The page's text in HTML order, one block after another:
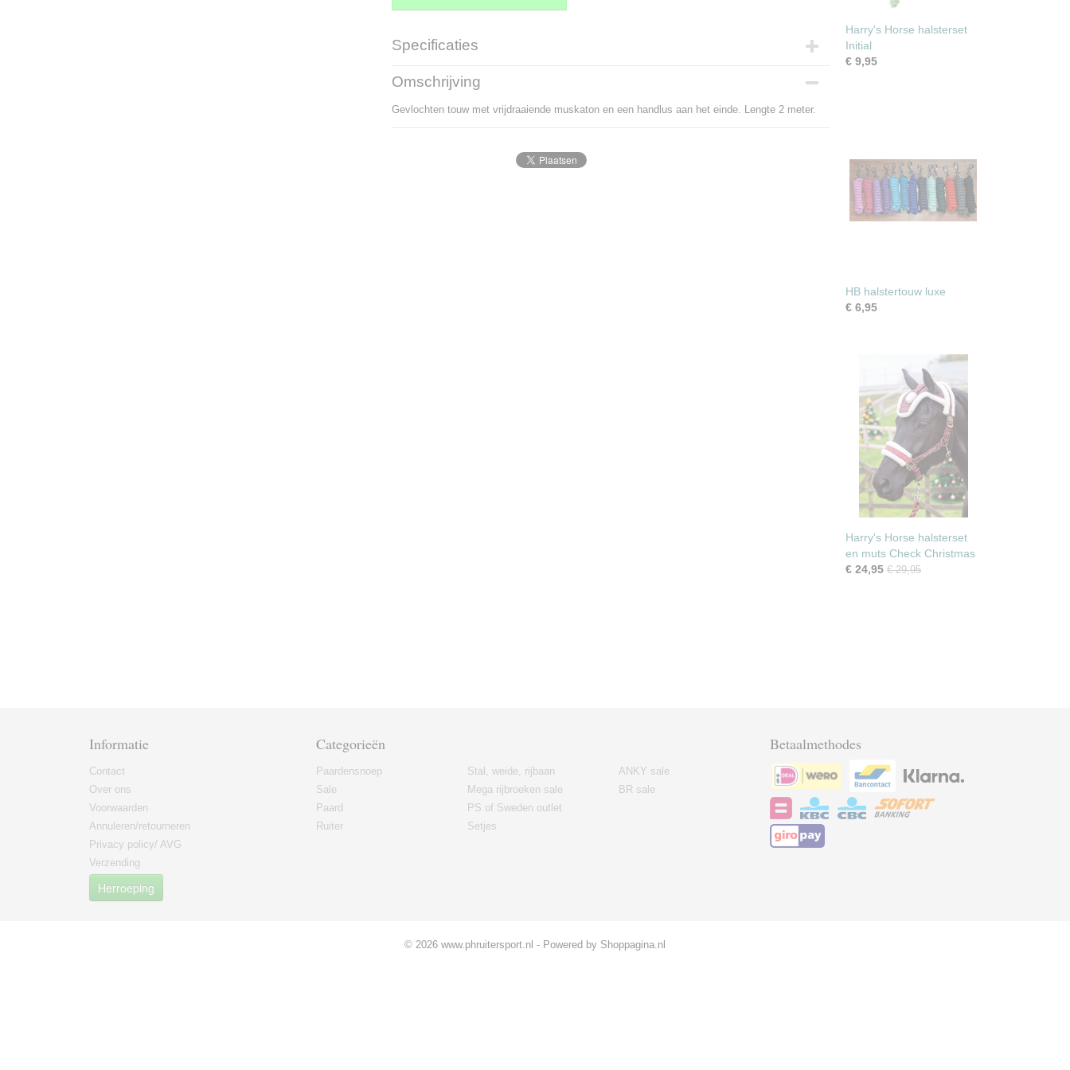
Specificaties
Productcode
Bruto gewicht
Omschrijving
Gevlochten touw met vrijdraaiende muskaton en een handlus aan het einde. Lengte 2 meter.
Harry's Horse halsterset
Initial
€ 9,95
HB halstertouw luxe
€ 6,95
Harry's Horse halsterset
en muts Check Christmas
€ 24,95 € 29,95
Informatie
Contact
Over ons
Voorwaarden
Annuleren/retourneren
Privacy policy/ AVG
Verzending
Herroeping
Categorieën
Paardensnoep
Sale
Paard
Ruiter
Stal, weide, rijbaan
Mega rijbroeken sale
PS of Sweden outlet
Setjes
ANKY sale
BR sale
Betaalmethodes
© 2026 www.phruitersport.nl - Powered by Shoppagina.nl